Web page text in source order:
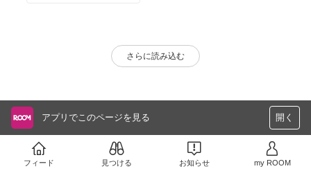
さらに読み込む
アプリでこのページを見る 開く
フィード 見つける お知らせ my ROOM